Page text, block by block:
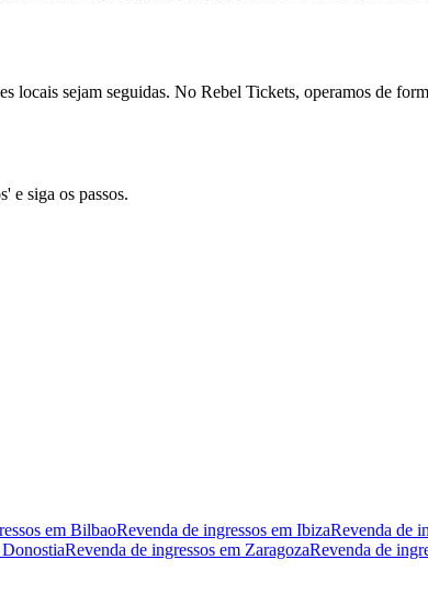
locais sejam seguidas. No Rebel Tickets, operamos de
e siga os passos.
em BilbaoRevenda de ingressos em IbizaRevenda de
Revenda de ingressos em ZaragozaRevenda de